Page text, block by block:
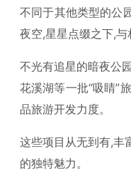
不同于其他类型的公
夜空,星星点缀之下,
不光有追星的暗夜公
花溪湖等一批“吸睛”
品旅游开发力度。
这些项目从无到有,丰
的独特魅力。